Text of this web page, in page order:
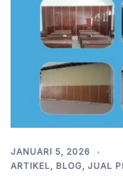
JANUARI 5, 2026
ARTIKEL, BLOG, JUAL